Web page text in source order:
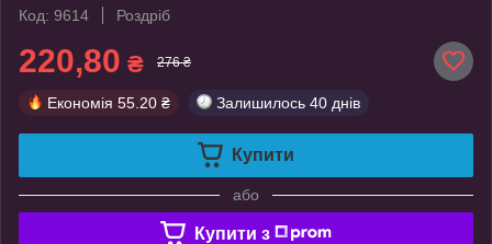
Код: 9614
Роздріб
220,80 ₴ 276 ₴
Економія 55.20 ₴ Залишилось 40 днів
Купити
або
Купити з